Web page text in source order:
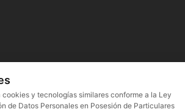
y tecnologías similares conforme a la Ley
de Datos Personales en Posesión de Particulares